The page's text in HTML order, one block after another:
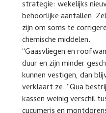
strategie: wekelijks
behoorlijke aantallen.
zijn om soms te
chemische middelen.
“Gaasvliegen en
duur en zijn minder
kunnen vestigen, dan
verklaart ze. “Qua
kassen weinig verschil